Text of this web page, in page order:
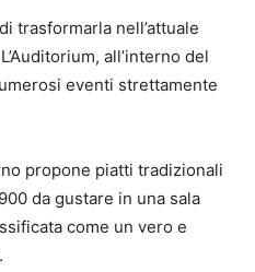
trasformarla nell’attuale
all’interno del
eventi strettamente
propone piatti tradizionali
da gustare in una sala
come un vero e